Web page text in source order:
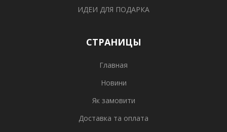
ИДЕИ ДЛЯ ПОДАРКА
СТРАНИЦЫ
Главная
Новини
Як замовити
Доставка та оплата